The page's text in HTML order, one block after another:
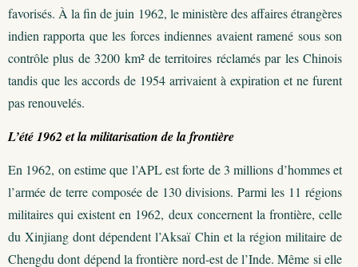
favorisés. À la fin de juin 1962, le ministère des affaires étrangères
indien rapporta que les forces indiennes avaient ramené sous son
contrôle plus de 3200 km² de territoires réclamés par les Chinois
tandis que les accords de 1954 arrivaient à expiration et ne furent
pas renouvelés.
L’été 1962 et la militarisation de la frontière
En 1962, on estime que l’APL est forte de 3 millions d’hommes et
l’armée de terre composée de 130 divisions. Parmi les 11 régions
militaires qui existent en 1962, deux concernent la frontière, celle
du Xinjiang dont dépendent l’Aksaï Chin et la région militaire de
Chengdu dont dépend la frontière nord-est de l’Inde. Même si elle